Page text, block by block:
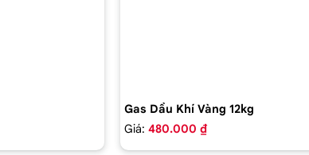
Gas Dầu Khí Vàng 12kg
Giá: 480.000 ₫